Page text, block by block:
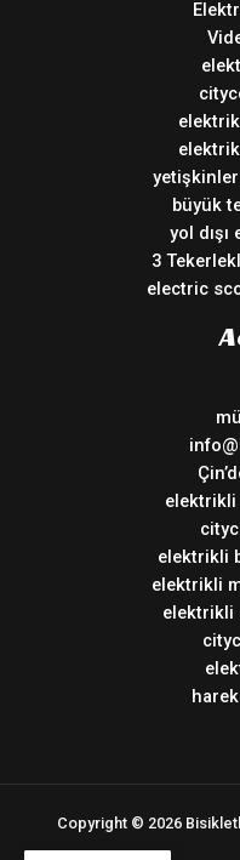
büyük
yol
3
electric
elektrikli
elektrikli
elektrikli
Copyright © 2026